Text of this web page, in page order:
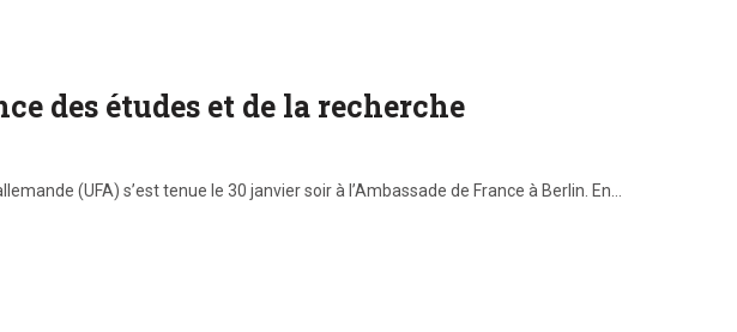
des études et de la recherche
(UFA) s’est tenue le 30 janvier soir à l’Ambassade de France à Berlin. En…